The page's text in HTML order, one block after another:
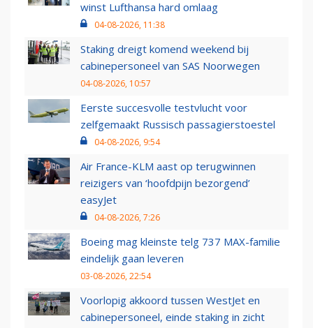
winst Lufthansa hard omlaag
04-08-2026, 11:38
Staking dreigt komend weekend bij
cabinepersoneel van SAS Noorwegen
04-08-2026, 10:57
Eerste succesvolle testvlucht voor
zelfgemaakt Russisch passagierstoestel
04-08-2026, 9:54
Air France-KLM aast op terugwinnen
reizigers van ‘hoofdpijn bezorgend’
easyJet
04-08-2026, 7:26
Boeing mag kleinste telg 737 MAX-familie
eindelijk gaan leveren
03-08-2026, 22:54
Voorlopig akkoord tussen WestJet en
cabinepersoneel, einde staking in zicht